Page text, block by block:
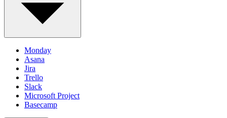
Monday
Asana
Jira
Trello
Slack
Microsoft Project
Basecamp